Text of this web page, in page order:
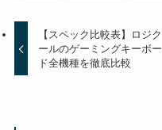
【スペック比較表】ロジク
ールのゲーミングキーボー
ド全機種を徹底比較